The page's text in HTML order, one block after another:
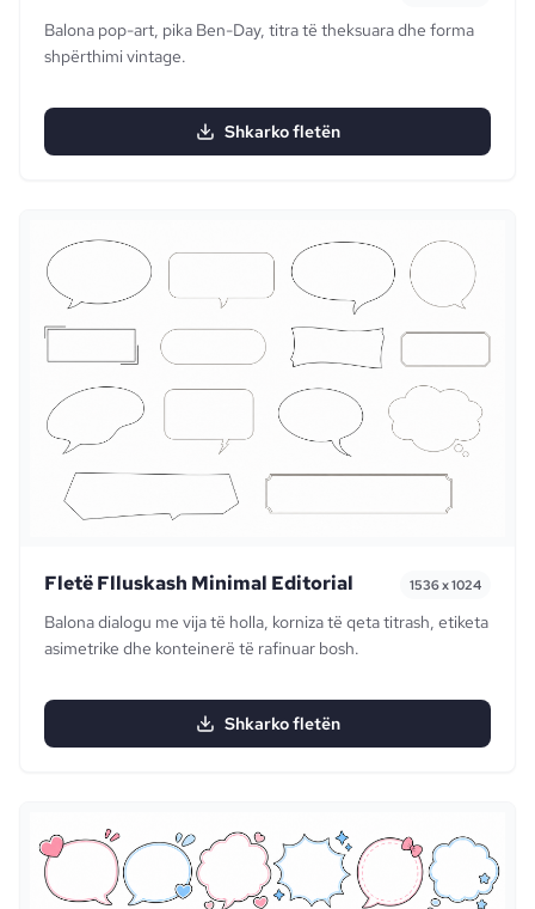
Balona pop-art, pika Ben-Day, titra të theksuara dhe forma
shpërthimi vintage.
Shkarko fletën
Fletë Flluskash Minimal Editorial 1536 x 1024
Balona dialogu me vija të holla, korniza të qeta titrash, etiketa
asimetrike dhe konteinerë të rafinuar bosh.
Shkarko fletën